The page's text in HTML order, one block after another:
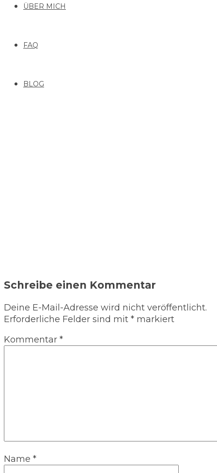
ÜBER MICH
FAQ
BLOG
Schreibe einen Kommentar
Deine E-Mail-Adresse wird nicht veröffentlicht.
Erforderliche Felder sind mit * markiert
Kommentar *
Name *